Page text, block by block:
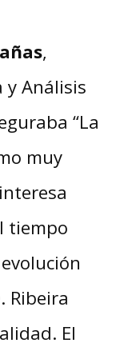
,
Análisis
“La
muy
tiempo
Ribeira
El